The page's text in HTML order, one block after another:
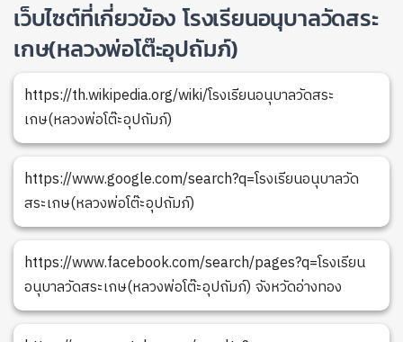
เว็บไซต์ที่เกี่ยวข้อง โรงเรียนอนุบาลวัดสระ
เกษ(หลวงพ่อโต๊ะอุปถัมภ์)
https://th.wikipedia.org/wiki/โรงเรียนอนุบาลวัดสระ
เกษ(หลวงพ่อโต๊ะอุปถัมภ์)
https://www.google.com/search?q=โรงเรียนอนุบาลวัด
สระเกษ(หลวงพ่อโต๊ะอุปถัมภ์)
https://www.facebook.com/search/pages?q=โรงเรียน
อนุบาลวัดสระเกษ(หลวงพ่อโต๊ะอุปถัมภ์) จังหวัดอ่างทอง